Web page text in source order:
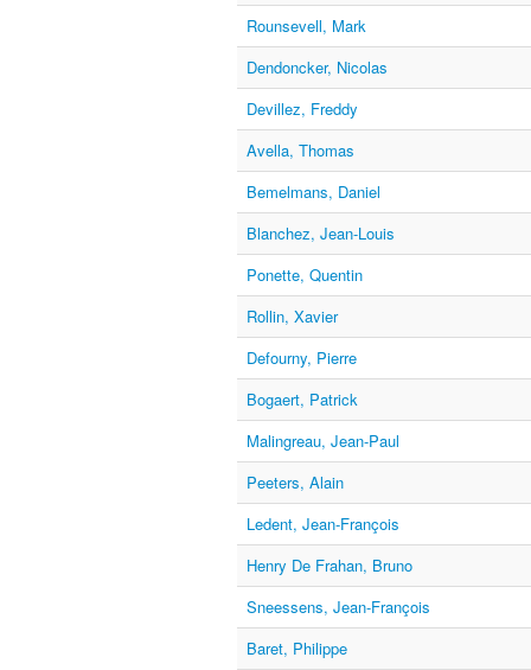
Rounsevell, Mark
Dendoncker, Nicolas
Devillez, Freddy
Avella, Thomas
Bemelmans, Daniel
Blanchez, Jean-Louis
Ponette, Quentin
Rollin, Xavier
Defourny, Pierre
Bogaert, Patrick
Malingreau, Jean-Paul
Peeters, Alain
Ledent, Jean-François
Henry De Frahan, Bruno
Sneessens, Jean-François
Baret, Philippe